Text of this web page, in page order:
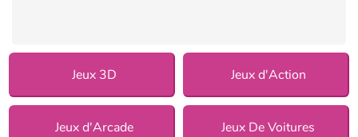
Jeux 3D Jeux d'Action
Jeux d'Arcade Jeux De Voitures